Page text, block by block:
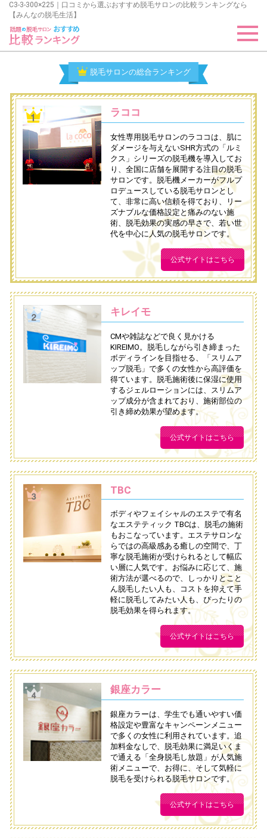
C3-3-300×225｜口コミから選ぶおすすめ脱毛サロンの比較ランキングなら
【みんなの脱毛生活】
脱毛サロンの総合ランキング
ラココ
女性専用脱毛サロンのラココは、肌に
ダメージを与えないSHR方式の「ルミ
クス」シリーズの脱毛機を導入してお
り、全国に店舗を展開する注目の脱毛
サロンです。脱毛機メーカーがフルプ
ロデュースしている脱毛サロンとし
て、非常に高い信頼を得ており、リー
ズナブルな価格設定と痛みのない施
術、脱毛効果の実感の早さで、若い世
代を中心に人気の脱毛サロンです。
公式サイトはこちら
キレイモ
CMや雑誌などで良く見かける
KIREIMO。脱毛しながら引き締まった
ボディラインを目指せる、「スリムア
ップ脱毛」で多くの女性から高評価を
得ています。脱毛施術後に保湿に使用
するジェルローションには、スリムア
ップ成分が含まれており、施術部位の
引き締め効果が望めます。
公式サイトはこちら
TBC
ボディやフェイシャルのエステで有名
なエステティック TBCは、脱毛の施術
もおこなっています。エステサロンな
らではの高級感ある癒しの空間で、丁
寧な脱毛施術が受けられるとして幅広
い層に人気です。お悩みに応じて、施
術方法が選べるので、しっかりとこと
ん脱毛したい人も、コストを抑えて手
軽に脱毛してみたい人も、ぴったりの
脱毛効果を得られます。
公式サイトはこちら
銀座カラー
銀座カラーは、学生でも通いやすい価
格設定や豊富なキャンペーンメニュー
で多くの女性に利用されています。追
加料金なしで、脱毛効果に満足いくま
で通える「全身脱毛し放題」が人気施
術メニューで、お得に、そして気軽に
脱毛を受けられる脱毛サロンです。
公式サイトはこちら